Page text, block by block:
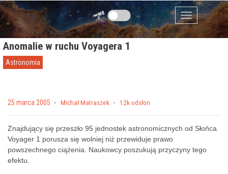
Przejdź do zawartości
Menu
Anomalie w ruchu Voyagera 1
Astronomia
Posted on
25 marca 2005 by Michał Matraszek 12k odsłon
Znajdujący się przeszło 95 jednostek astronomicznych od Słońca
Voyager 1 porusza się wolniej niż przewiduje prawo
powszechnego ciążenia. Naukowcy poszukują przyczyny tego
efektu.